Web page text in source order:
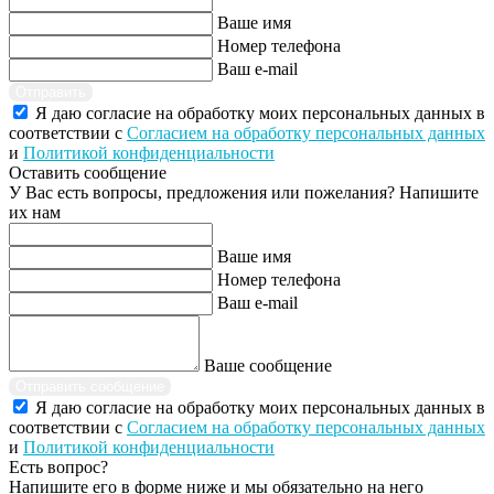
Ваше имя
Номер телефона
Ваш e-mail
Я даю согласие на обработку моих персональных данных в
соответствии с Согласием на обработку персональных данных
и Политикой конфиденциальности
Оставить сообщение
У Вас есть вопросы, предложения или пожелания? Напишите
их нам
Ваше имя
Номер телефона
Ваш e-mail
Ваше сообщение
Я даю согласие на обработку моих персональных данных в
соответствии с Согласием на обработку персональных данных
и Политикой конфиденциальности
Есть вопрос?
Напишите его в форме ниже и мы обязательно на него